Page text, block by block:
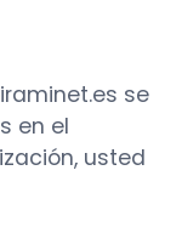
se
en el
usted